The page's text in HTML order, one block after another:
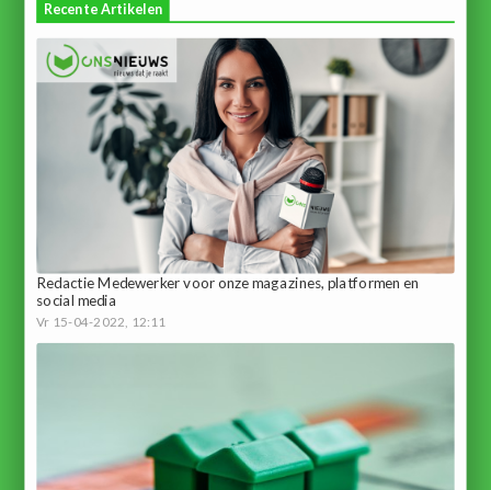
Recente Artikelen
Redactie Medewerker voor onze magazines, platformen en
social media
Vr 15-04-2022, 12:11